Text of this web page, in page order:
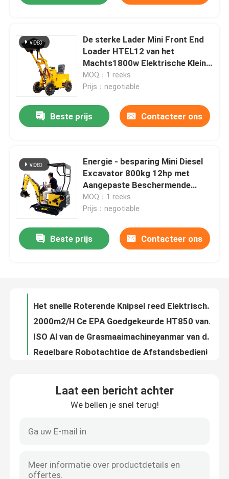
Thuis
Producten
Over ons
Kwaliteitscontrole
Vraag een offerte aan
kleine hydraulische graafmachine
De sterke Lader Mini Front End
Loader HTEL12 van het
Machts1800w Elektrische Kleine
Wiel
MOQ：1 reeks
Prijs：negotiable
Beste prijs Contacteer ons
Energie - besparing Mini Diesel
Excavator 800kg 12hp met
Aangepaste Beschermende
Dekking
MOQ：1 reeks
Prijs：negotiable
Beste prijs Contacteer ons
OEM ODM Mini Crawler Lawn Mower Small het Automatische Grasmaaimachine Snelle Wieden
Laat een bericht achter
We bellen je snel terug!